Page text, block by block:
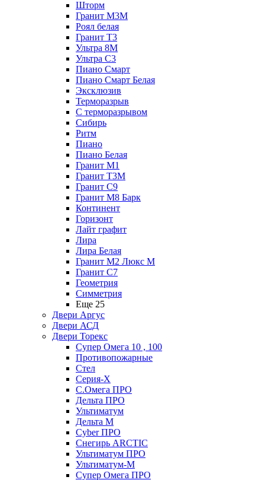
Шторм
Гранит М3М
Роял белая
Гранит Т3
Ультра 8М
Ультра С3
Пиано Смарт
Пиано Смарт Белая
Эксклюзив
Терморазрыв
С терморазрывом
Сибирь
Ритм
Пиано
Пиано Белая
Гранит М1
Гранит Т3М
Гранит С9
Гранит М8 Барк
Континент
Горизонт
Лайт графит
Лира
Лира Белая
Гранит М2 Люкс М
Гранит С7
Геометрия
Симметрия
Еще 25
Двери Аргус
Двери АСД
Двери Торекс
Супер Омега 10 , 100
Противопожарные
Стел
Серия-X
С.Омега ПРО
Дельта ПРО
Ультиматум
Дельта M
Cyber ПРО
Снегирь ARCTIC
Ультиматум ПРО
Ультиматум-M
Супер Омега ПРО